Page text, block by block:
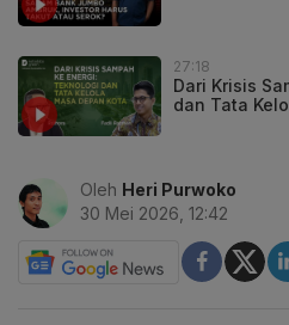
27:18
Dari Krisis
dan Tata
Oleh Heri Purwoko
30 Mei 2026, 12:42